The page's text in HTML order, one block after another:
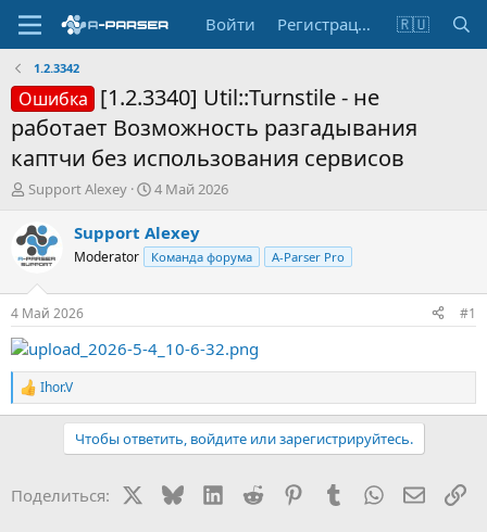
Войти Регистрация 🇷🇺
1.2.3342
Ошибка [1.2.3340] Util::Turnstile - не
работает Возможность разгадывания
каптчи без использования сервисов
А
т
о
р
т
е
м
ы
Support Alexey
Д
т
а
н
а
л
а
4 Май 2026
Support Alexey
Moderator Команда форума A-Parser Pro
4 Май 2026 #1
Р
е
и
Ihor.V
Чтобы ответить, войдите или зарегистрируйтесь.
Поделиться: BlueskyLinkedIn
Reddit PinterestTumblr WhatsApp